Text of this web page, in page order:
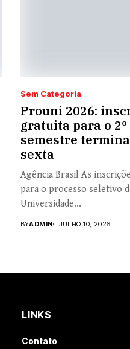
Sem Categoria
Prouni 2026:
gratuita para o 2º
semestre
sexta
Agência Brasil As
para o processo seletivo
Universidade...
BYADMIN JULHO 10, 2026
LINKS
Contato